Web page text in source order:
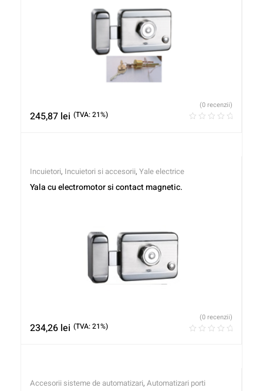
245,87 lei (TVA: 21%)
(0 recenzii)
Incuietori, Incuietori si accesorii, Yale electrice
Yala cu electromotor si contact magnetic.
234,26 lei (TVA: 21%)
(0 recenzii)
Accesorii sisteme de automatizari, Automatizari porti